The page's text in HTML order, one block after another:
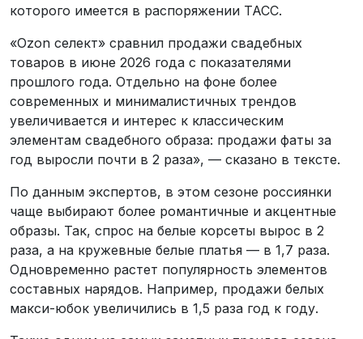
которого имеется в распоряжении ТАСС.
«Ozon селект» сравнил продажи свадебных
товаров в июне 2026 года с показателями
прошлого года. Отдельно на фоне более
современных и минималистичных трендов
увеличивается и интерес к классическим
элементам свадебного образа: продажи фаты за
год выросли почти в 2 раза», — сказано в тексте.
По данным экспертов, в этом сезоне россиянки
чаще выбирают более романтичные и акцентные
образы. Так, спрос на белые корсеты вырос в 2
раза, а на кружевные белые платья — в 1,7 раза.
Одновременно растет популярность элементов
составных нарядов. Например, продажи белых
макси-юбок увеличились в 1,5 раза год к году.